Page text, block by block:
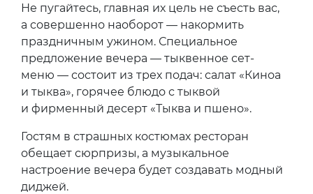
Не пугайтесь, главная их цель не съесть вас,
а совершенно наоборот — накормить
праздничным ужином. Специальное
предложение вечера — тыквенное сет-
меню — состоит из трех подач: салат «Киноа
и тыква», горячее блюдо с тыквой
и фирменный десерт «Тыква и пшено».
Гостям в страшных костюмах ресторан
обещает сюрпризы, а музыкальное
настроение вечера будет создавать модный
диджей.